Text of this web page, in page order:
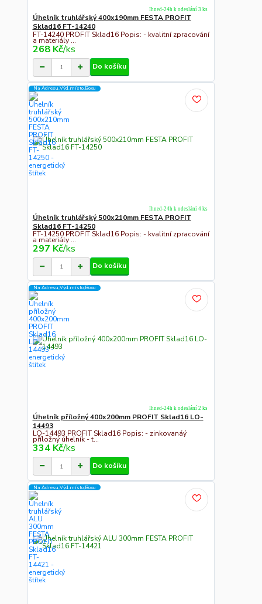
Úhelník truhlářský 400x190mm FESTA PROFIT
Sklad16 FT-14240
FT-14240 PROFIT Sklad16 Popis: - kvalitní zpracování
a materiály ...
268 Kč/ks
Ihned-24h k odeslání 3 ks
Do košíku
Na Adresu,Výd.místo,Boxu
Úhelník truhlářský 500x210mm FESTA PROFIT
Sklad16 FT-14250
FT-14250 PROFIT Sklad16 Popis: - kvalitní zpracování
a materiály ...
297 Kč/ks
Ihned-24h k odeslání 4 ks
Do košíku
Na Adresu,Výd.místo,Boxu
Úhelník příložný 400x200mm PROFIT Sklad16 LO-
14493
LO-14493 PROFIT Sklad16 Popis: - zinkovanáý
příložný úhelník - t...
334 Kč/ks
Ihned-24h k odeslání 2 ks
Do košíku
Na Adresu,Výd.místo,Boxu